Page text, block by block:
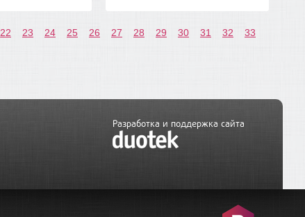
22 23 24 25 26 27 28 29 30 31 32 33
Разработка и поддержка сайта